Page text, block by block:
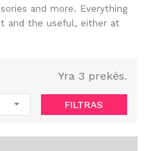
and more. Everything
and the useful, either at
Yra 3 prekės.
 FILTRAS